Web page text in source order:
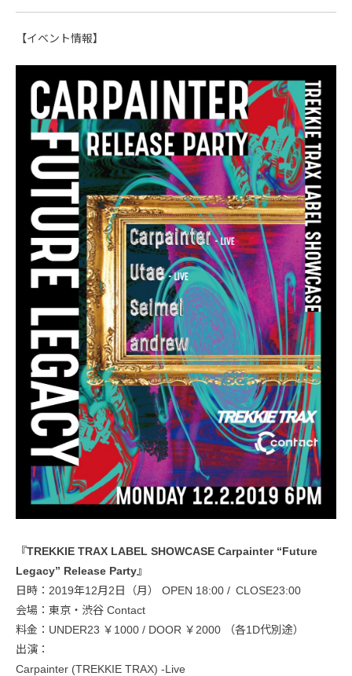
【イベント情報】
『TREKKIE TRAX LABEL SHOWCASE Carpainter “Future
Legacy” Release Party』
日時：2019年12月2日（月） OPEN 18:00 / CLOSE23:00
会場：東京・渋谷 Contact
料金：UNDER23 ￥1000 / DOOR ￥2000 （各1D代別途）
出演：
Carpainter (TREKKIE TRAX) -Live